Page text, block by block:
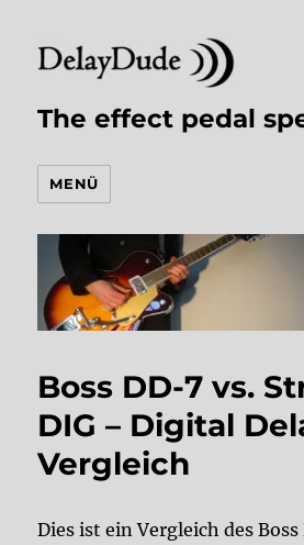
The effect pedal
MENÜ
Boss DD-7 vs.
DIG – Digital
Vergleich
Dies ist ein Vergleich des